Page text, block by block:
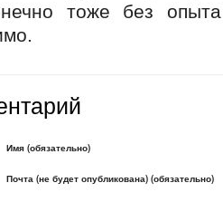
тоже без
Имя (обязательно)
Почта (не будет опубликована) (обязательно)